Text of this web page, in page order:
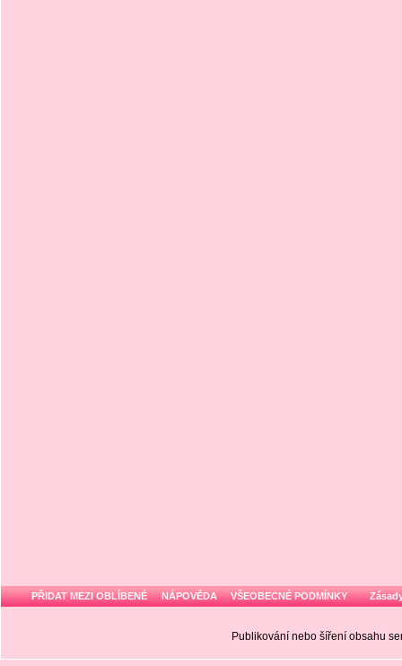
PŘIDAT MEZI OBLÍBENÉ NÁPOVĚDA VŠEOBECNÉ PODMÍNKY
Publikování nebo šíření obsahu